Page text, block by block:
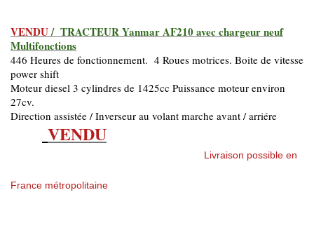
VENDU/ TRACTEUR Yanmar AF210 avec chargeur neuf
Multifonctions
446 Heures de fonctionnement. 4 Roues motrices. Boite de vitesse
power shift
Moteur diesel 3 cylindres de 1425cc Puissance moteur environ
27cv.
Direction assistée / Inverseur au volant marche avant / arriére
VENDU
Livraison possible en
France métropolitaine